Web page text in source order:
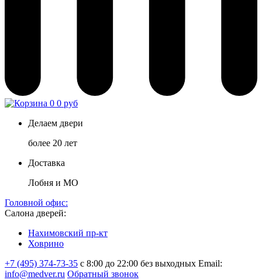
0 0 руб
Делаем двери
более 20 лет
Доставка
Лобня и МО
Головной офис:
Салона дверей:
Нахимовский пр-кт
Ховрино
+7 (495) 374-73-35 с 8:00 до 22:00 без выходных Email:
info@medver.ru Обратный звонок